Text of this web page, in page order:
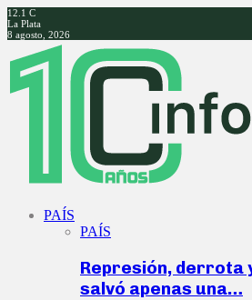
12.1 C
La Plata
8 agosto, 2026
Facebook
Twitter
Instagram
Youtube
PAÍS
PAÍS
Represión, derrota
salvó apenas una…